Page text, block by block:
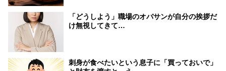
「どうしよう」職場のオバサンが自分の挨拶だ
け無視してきて…
刺身が食べたいという息子に「買っておいで」